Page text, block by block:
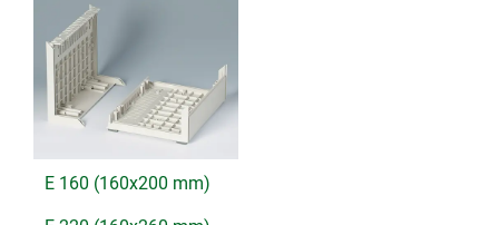
E 160 (160x200 mm)